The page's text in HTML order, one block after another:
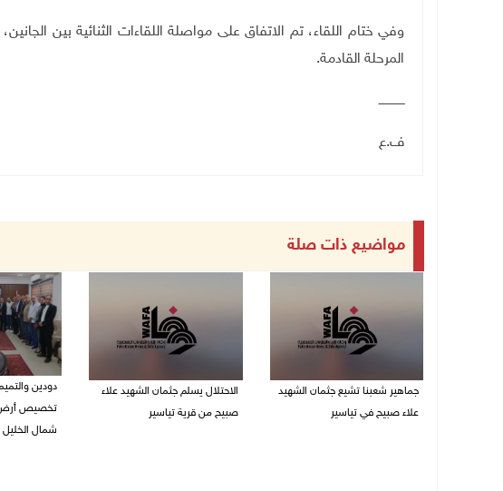
وفي ختام اللقاء، تم الاتفاق على مواصلة اللقاءات الثنائية بين
المرحلة القادمة.
ــــــــــــــ
ف.ع
مواضيع ذات صلة
جماهير شعبنا تشيع جثمان الشهيد
علاء صبيح في تياسير
الاحتلال يسلم جثمان الشهيد علاء
صبيح من قرية تياسير
دودين
تخصيص أرض
شمال الخليل